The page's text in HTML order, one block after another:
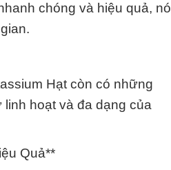
chóng và hiệu quả, nó
Hạt còn có những
hoạt và đa dạng của
Quả**